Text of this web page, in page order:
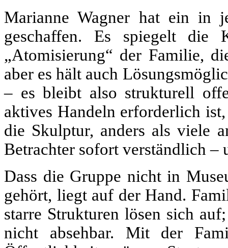
Marianne Wagner hat ein in
geschaffen. Es spiegelt die
„Atomisierung“ der Familie,
aber es hält auch
– es bleibt also strukturell
aktives Handeln erforderlich
die Skulptur, anders als viele
Betrachter sofort verständlich –
Dass die Gruppe nicht in
gehört, liegt auf der Hand.
starre Strukturen lösen sich
nicht absehbar. Mit der